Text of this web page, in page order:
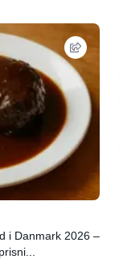
i Danmark 2026 –